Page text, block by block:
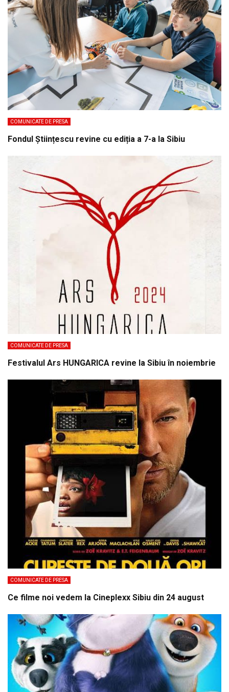
COMUNICATE DE PRESA
Fondul Științescu revine cu ediția a 7-a la Sibiu
COMUNICATE DE PRESA
Festivalul Ars HUNGARICA revine la Sibiu în noiembrie
COMUNICATE DE PRESA
Ce filme noi vedem la Cineplexx Sibiu din 24 august